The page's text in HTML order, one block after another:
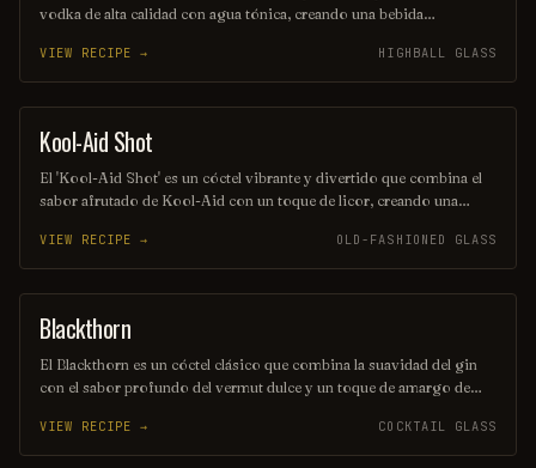
vodka de alta calidad con agua tónica, creando una bebida
adornado con una rodaja de limón o lima, lo que realza su sabor y
aroma. Ideal para cualquier ocasión, es una opción popular entre los
amantes de los cócteles.
VIEW RECIPE → HIGHBALL GLASS
SHOT
Kool-Aid Shot
El 'Kool-Aid Shot' es un cóctel vibrante y divertido que combina el
sabor afrutado de Kool-Aid con un toque de licor, creando una
reuniones, este trago es fácil de preparar y seguro que alegrará el
ambiente. ¡Disfrútalo frío y comparte la diversión!
VIEW RECIPE → OLD-FASHIONED GLASS
ORDINARY DRINK
Blackthorn
El Blackthorn es un cóctel clásico que combina la suavidad del gin
con el sabor profundo del vermut dulce y un toque de amargo de
equilibrado, lo convierten en una opción perfecta para quienes
buscan una bebida elegante y sofisticada. Ideal para disfrutar en una
VIEW RECIPE → COCKTAIL GLASS